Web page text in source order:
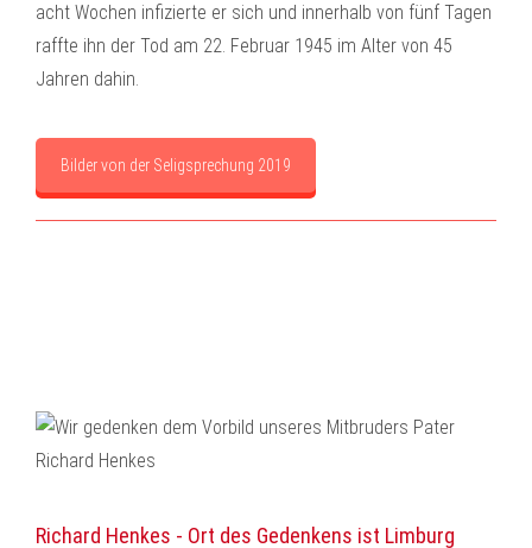
acht Wochen infizierte er sich und innerhalb von fünf Tagen
raffte ihn der Tod am 22. Februar 1945 im Alter von 45
Jahren dahin.
Bilder von der Seligsprechung 2019
Richard Henkes - Ort des Gedenkens ist Limburg